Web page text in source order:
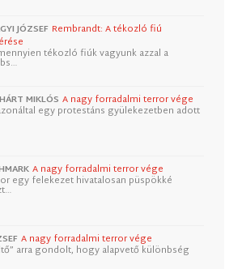
JÓZSEF Rembrandt: A tékozló fiú
tékozló fiúk vagyunk azzal a
MIKLÓS A nagy forradalmi terror vége
egy protestáns gyülekezetben adott
A nagy forradalmi terror vége
egy felekezet hivatalosan püspökké
A nagy forradalmi terror vége
arra gondolt, hogy alapvető különbség